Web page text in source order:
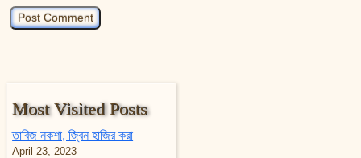
Most Visited Posts
তাবিজ নকশা, জ্বিন হাজির করা
April 23, 2023